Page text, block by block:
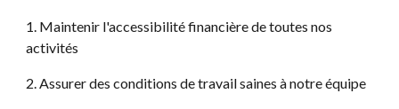
1. Maintenir l'accessibilité financière de toutes nos
activités
2. Assurer des conditions de travail saines à notre équipe